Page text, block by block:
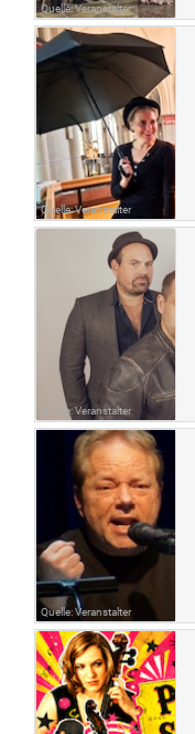
Quelle: Veranstalter
Quelle: Veranstalter
Quelle: Veranstalter
Quelle: Veranstalter